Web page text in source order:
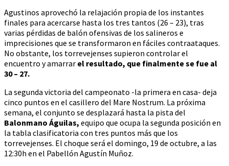
Agustinos aprovechó la relajación propia de los instantes
finales para acercarse hasta los tres tantos (26 – 23), tras
varias pérdidas de balón ofensivas de los salineros e
imprecisiones que se transformaron en fáciles contraataques.
No obstante, los torrevejenses supieron controlar el
encuentro y amarrar el resultado, que finalmente se fue al
30 – 27.
La segunda victoria del campeonato -la primera en casa- deja
cinco puntos en el casillero del Mare Nostrum. La próxima
semana, el conjunto se desplazará hasta la pista del
Balonmano Águilas, equipo que ocupa la segunda posición en
la tabla clasificatoria con tres puntos más que los
torrevejenses. El choque será el domingo, 19 de octubre, a las
12:30h en el Pabellón Agustín Muñoz.